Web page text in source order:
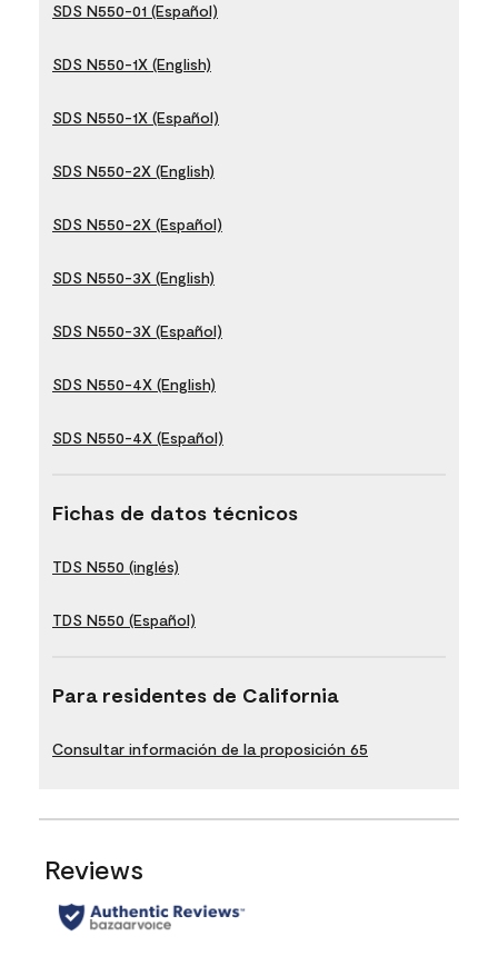
SDS N550-01 (Español)
SDS N550-1X (English)
SDS N550-1X (Español)
SDS N550-2X (English)
SDS N550-2X (Español)
SDS N550-3X (English)
SDS N550-3X (Español)
SDS N550-4X (English)
SDS N550-4X (Español)
Fichas de datos técnicos
TDS N550 (inglés)
TDS N550 (Español)
Para residentes de California
Consultar información de la proposición 65
Reviews